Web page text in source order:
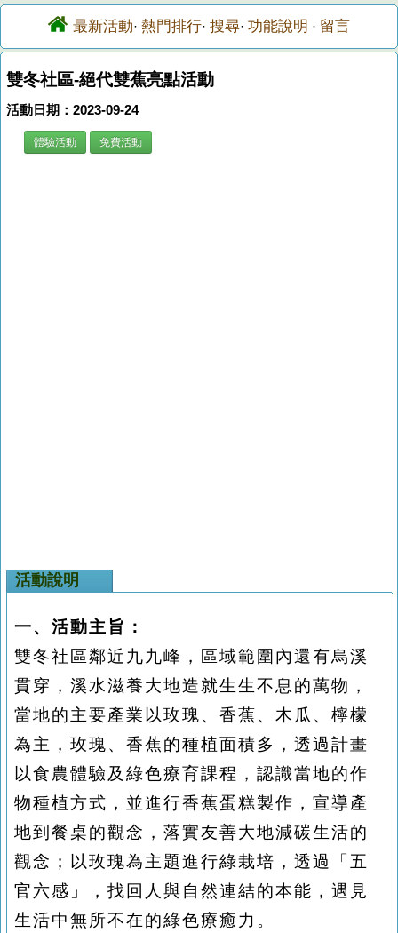
最新活動· 熱門排行· 搜尋· 功能說明 · 留言
雙冬社區-絕代雙蕉亮點活動
活動日期：2023-09-24
體驗活動 免費活動
活動說明
一、活動主旨：
雙冬社區鄰近九九峰，區域範圍內還有烏溪
貫穿，溪水滋養大地造就生生不息的萬物，
當地的主要產業以玫瑰、香蕉、木瓜、檸檬
為主，玫瑰、香蕉的種植面積多，透過計畫
以食農體驗及綠色療育課程，認識當地的作
物種植方式，並進行香蕉蛋糕製作，宣導產
地到餐桌的觀念，落實友善大地減碳生活的
觀念；以玫瑰為主題進行綠栽培，透過「五
官六感」，找回人與自然連結的本能，遇見
生活中無所不在的綠色療癒力。